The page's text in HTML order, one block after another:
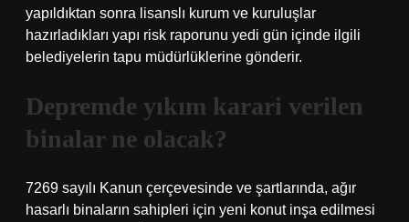
yapıldıktan sonra lisanslı kurum ve kuruluşlar
hazırladıkları yapı risk raporunu yedi gün içinde ilgili
belediyelerin tapu müdürlüklerine gönderir.
Depremde yıkım karari verilen
binalar ne olacak?
7269 sayılı Kanun çerçevesinde ve şartlarında, ağır
hasarlı binaların sahipleri için yeni konut inşa edilmesi